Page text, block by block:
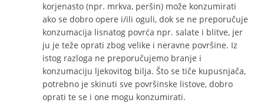
korjenasto (npr. mrkva, peršin) može konzumirati
ako se dobro opere i/ili oguli, dok se ne preporučuje
konzumacija lisnatog povrća npr. salate i blitve, jer
ju je teže oprati zbog velike i neravne površine. Iz
istog razloga ne preporučujemo branje i
konzumaciju ljekovitog bilja. Što se tiče kupusnjača,
potrebno je skinuti sve površinske listove, dobro
oprati te se i one mogu konzumirati.